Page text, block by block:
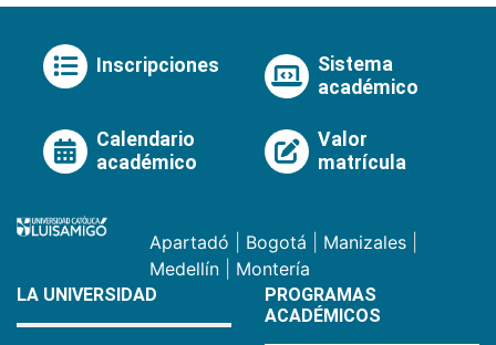
Inscripciones
Sistema
académico
Calendario
académico
Valor
matrícula
Apartadó Bogotá Manizales
Medellín
Montería
LA UNIVERSIDAD
PROGRAMAS
ACADÉMICOS